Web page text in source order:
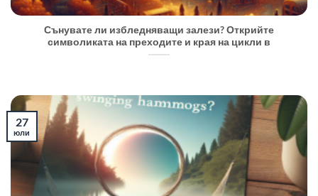
Сънувате ли избледняващи залези? Открийте
символиката на преходите и края на цикли в
27
юли